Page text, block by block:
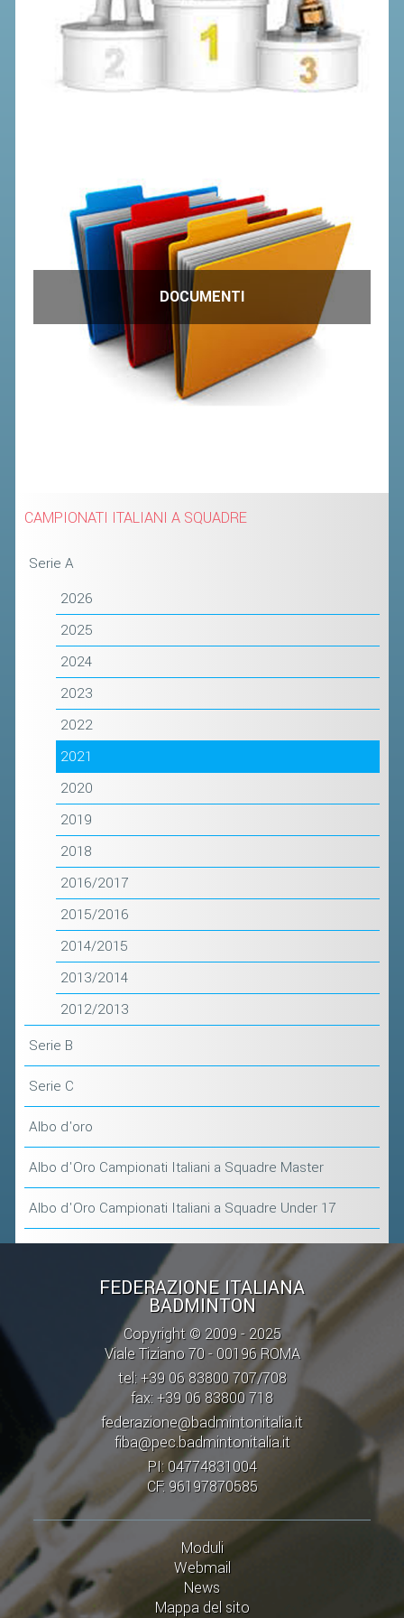
DOCUMENTI
CAMPIONATI ITALIANI A SQUADRE
Serie A
2026
2025
2024
2023
2022
2021
2020
2019
2018
2016/2017
2015/2016
2014/2015
2013/2014
2012/2013
Serie B
Serie C
Albo d'oro
Albo d'Oro Campionati Italiani a Squadre Master
Albo d'Oro Campionati Italiani a Squadre Under 17
FEDERAZIONE ITALIANA
BADMINTON
Copyright © 2009 - 2025
Viale Tiziano 70 - 00196 ROMA
tel: +39 06 83800 707/708
fax: +39 06 83800 718
federazione@badmintonitalia.it
fiba@pec.badmintonitalia.it
PI: 04774831004
CF: 96197870585
Moduli
Webmail
News
Mappa del sito
ACCEDI AL TESSERAMENTO ON
LINE
ASSICURAZIONE
MODULI
CALENDARIO
COMUNICATI
ALBO D'ORO CAMPIONATI ITALIANI
CAMPIONATI A SQUADRE
EVENTI INTERNAZIONALI
CLASSIFICHE NAZIONALI
CLASSIFICHE 2013-2020
RICHIESTA TORNEI
ATLETI D'INTERESSE NAZIONALE
SCHEDE ATLETI
TROFEO CONI
ENTI DI PROMOZIONE SPORTIVA
FORMAZIONE
VOLA CON NOI
DIRIGENTI
CORSI
MATERIALE DIDATTICO
DOCUMENTAZIONE E RICERCA
CONVENZIONI UNIVERSITÀ
DOCENTI FORMATORI
(D)ISTANTI DI B@DMINTON
ALBI FEDERALI
FEDERAZIONE TRASPARENTE
AMMISSIONE, AFFILIAZIONE E
REVOCA DI SOCIETÀ, ASSOCIAZIONI
E TESSERATI